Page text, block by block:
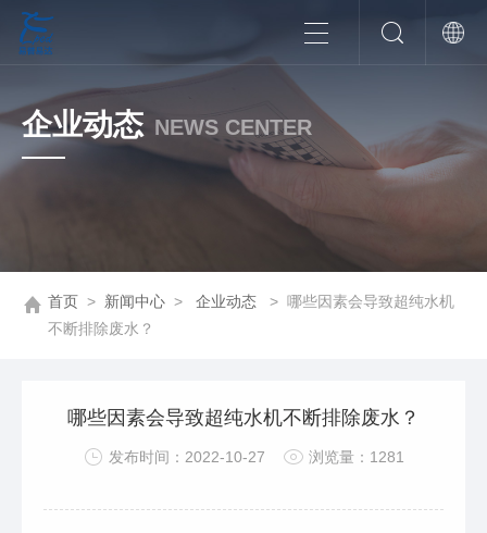
企业动态 NEWS CENTER
首页 > 新闻中心 > 企业动态 > 哪些因素会导致超纯水机
不断排除废水？
哪些因素会导致超纯水机不断排除废水？
发布时间：2022-10-27 浏览量：1281